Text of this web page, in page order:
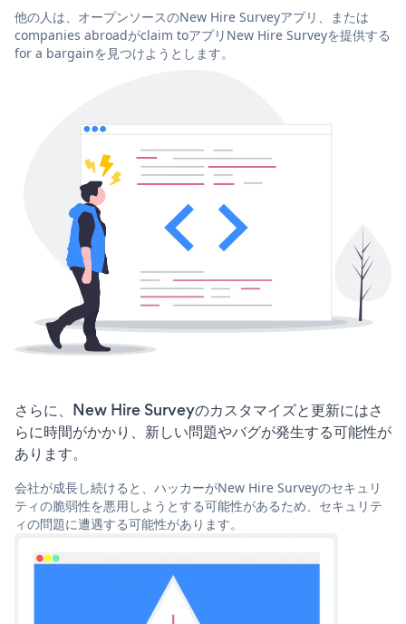
他の人は、オープンソースのNew Hire Surveyアプリ、または
companies abroadがclaim toアプリNew Hire Surveyを提供する
for a bargainを見つけようとします。
さらに、New Hire Surveyのカスタマイズと更新にはさ
らに時間がかかり、新しい問題やバグが発生する可能性が
あります。
会社が成長し続けると、ハッカーがNew Hire Surveyのセキュリ
ティの脆弱性を悪用しようとする可能性があるため、セキュリテ
ィの問題に遭遇する可能性があります。